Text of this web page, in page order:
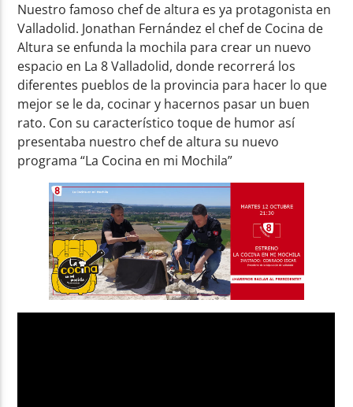
Nuestro famoso chef de altura es ya protagonista en
Valladolid. Jonathan Fernández el chef de Cocina de
Altura se enfunda la mochila para crear un nuevo
espacio en La 8 Valladolid, donde recorrerá los
diferentes pueblos de la provincia para hacer lo que
mejor se le da, cocinar y hacernos pasar un buen
rato. Con su característico toque de humor así
presentaba nuestro chef de altura su nuevo
programa “La Cocina en mi Mochila”